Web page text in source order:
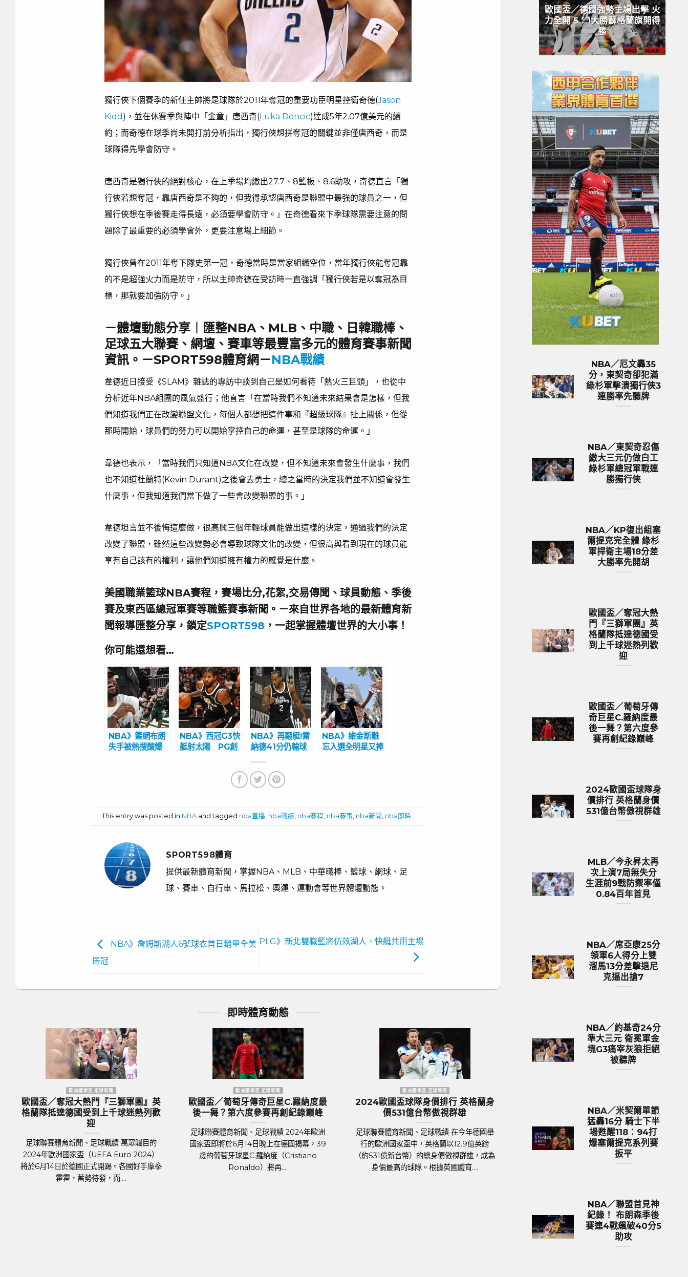
獨行俠下個賽季的新任主帥將是球隊於2011年奪冠的重要功臣明星控衛奇德(Jason
Kidd )，並在休賽季與陣中「金童」唐西奇(Luka Doncic)達成5年2.07億美元的續
約；而奇德在球季尚未開打前分析指出，獨行俠想拼奪冠的關鍵並非僅唐西奇，而是
球隊得先學會防守。
唐西奇是獨行俠的絕對核心，在上季場均繳出27.7、8籃板、8.6助攻，奇德直言「獨
行俠若想奪冠，靠唐西奇是不夠的，但我得承認唐西奇是聯盟中最強的球員之一，但
獨行俠想在季後賽走得長遠，必須要學會防守。」在奇德看來下季球隊需要注意的問
題除了最重要的必須學會外，更要注意場上細節。
獨行俠曾在2011年奪下隊史第一冠，奇德當時是當家組織空位，當年獨行俠能奪冠靠
的不是超強火力而是防守，所以主帥奇德在受訪時一直強調「獨行俠若是以奪冠為目
標，那就要加強防守。」
－體壇動態分享︱匯整NBA、MLB、中職、日韓職棒、
足球五大聯賽、網壇、賽車等最豐富多元的體育賽事新聞
資訊。－SPORT598體育網－NBA戰績
韋德近日接受《SLAM》雜誌的專訪中談到自己是如何看待「熱火三巨頭」，也從中
分析近年NBA組團的風氣盛行；他直言「在當時我們不知道未來結果會是怎樣，但我
們知道我們正在改變聯盟文化，每個人都想把這件事和『超級球隊』扯上關係，但從
那時開始，球員們的努力可以開始掌控自己的命運，甚至是球隊的命運。」
韋德也表示，「當時我們只知道NBA文化在改變，但不知道未來會發生什麼事，我們
也不知道杜蘭特(Kevin Durant)之後會去勇士，總之當時的決定我們並不知道會發生
什麼事，但我知道我們當下做了一些會改變聯盟的事。」
韋德坦言並不後悔這麼做，很高興三個年輕球員能做出這樣的決定，通過我們的決定
改變了聯盟，雖然這些改變勢必會導致球隊文化的改變，但很高與看到現在的球員能
享有自己該有的權利，讓他們知道擁有權力的感覺是什麼。
美國職業籃球NBA賽程，賽場比分,花絮,交易傳聞、球員動態、季後
賽及東西區總冠軍賽等職籃賽事新聞。－來自世界各地的最新體育新
聞報導匯整分享，鎖定SPORT598 ，一起掌握體壇世界的大小事！
你可能還想看…
NBA》籃網布朗
失手被熱搜酸爆
NBA》西冠G3快
艇射太陽 PG創
NBA》再翻艇!雷
納德41分仍輸球
5連敗！
NBA》維金斯難
忘入選全明星又捧
This entry was posted in NBA and tagged nba直播 nba戰績 nba賽程 nba賽事 nba新聞 nba即時
SPORT598體育
提供最新體育新聞，掌握NBA、MLB、中華職棒、籃球、網球、足
球、賽車、自行車、馬拉松、奧運、運動會等世界體壇動態。
NBA》詹姆斯湖人6號球衣首日銷量全美
居冠
PLG》新北雙職籃將仿效湖人、快艇共用主場
即時體育動態
身價排行 英格蘭身
台幣傲視群雄
，英格蘭以12.9億英鎊
的總身價傲視群雄，成為
隊。根據英國體育....
MLB／今永昇太再次上演7局無失分
生涯前9戰防禦率僅0.84百年首見
MLB美國職棒體育新聞、MLB戰績 MLB芝
加哥隊小熊日籍左投今永昇太（Shota
Imanaga），持續在大聯盟締造令人驚豔篇
章，今天在主場對決海盜....
NBA／席亞康25分領軍6人得分上雙
溜馬13分差擊退尼克逼出搶7
NBA美國職籃體育新聞、NBA戰績 NBA東
區季後賽第2輪，賽前溜馬在系列賽以2比3
落後尼克，回到主場背水一戰的溜馬，在沒
有退路的情況下將士用命，不僅....
NBA／約基奇24分準大三元 衛冕軍
金塊G3痛宰灰狼拒絕被聽牌
NBA美國職籃體育新聞、NBA戰績 NBA西
區季後賽次輪，衛冕軍丹佛金塊與明尼蘇達
灰狼的系列賽意外陷入苦戰，主場吞下2連
敗。第3戰作客來到灰狼主場，丹....
半場甦醒118：94
NBA美國職籃體育新
區季後賽次輪，克里
爾提克的系列賽進行
歐國盃／德國強勢主場出擊 火
力全開 5：1大勝蘇格蘭旗開得
勝
NBA／厄文轟35
分，東契奇卻犯滿
綠杉軍擊潰獨行俠3
連勝率先聽牌
NBA／東契奇忍傷
繳大三元仍做白工
綠杉軍總冠軍戰連
勝獨行俠
NBA／KP復出組塞
爾提克完全體 綠杉
軍捍衛主場18分差
大勝率先開胡
歐國盃／奪冠大熱
門『三獅軍團』英
格蘭隊抵達德國受
到上千球迷熱列歡
迎
歐國盃／葡萄牙傳
奇巨星C.羅納度最
後一舞？第六度參
賽再創紀錄巔峰
2024歐國盃球隊身
價排行 英格蘭身價
531億台幣傲視群雄
MLB／今永昇太再
次上演7局無失分
生涯前9戰防禦率僅
0.84百年首見
NBA／席亞康25分
領軍6人得分上雙
溜馬13分差擊退尼
克逼出搶7
NBA／約基奇24分
準大三元 衛冕軍金
塊G3痛宰灰狼拒絕
被聽牌
NBA／米契爾單節
猛轟16分 騎士下半
場甦醒118：94打
爆塞爾提克系列賽
扳平
NBA／聯盟首見神
紀錄！ 布朗森季後
賽連4戰飆破40分5
助攻